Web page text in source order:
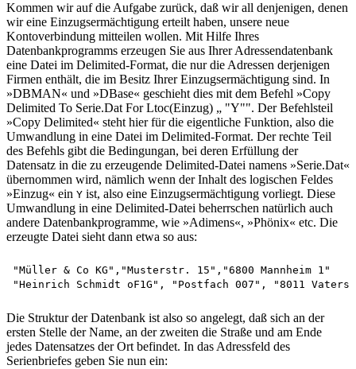
Kommen wir auf die Aufgabe zurück, daß wir all denjenigen, denen
wir eine Einzugsermächtigung erteilt haben, unsere neue
Kontoverbindung mitteilen wollen. Mit Hilfe Ihres
Datenbankprogramms erzeugen Sie aus Ihrer Adressendatenbank
eine Datei im Delimited-Format, die nur die Adressen derjenigen
Firmen enthält, die im Besitz Ihrer Einzugsermächtigung sind. In
»DBMAN« und »DBase« geschieht dies mit dem Befehl »Copy
Delimited To Serie.Dat For Ltoc(Einzug) „ "Y"". Der Befehlsteil
»Copy Delimited« steht hier für die eigentliche Funktion, also die
Umwandlung in eine Datei im Delimited-Format. Der rechte Teil
des Befehls gibt die Bedingungan, bei deren Erfüllung der
Datensatz in die zu erzeugende Delimited-Datei namens »Serie.Dat«
übernommen wird, nämlich wenn der Inhalt des logischen Feldes
»Einzug« ein Y ist, also eine Einzugsermächtigung vorliegt. Diese
Umwandlung in eine Delimited-Datei beherrschen natürlich auch
andere Datenbankprogramme, wie »Adimens«, »Phönix« etc. Die
erzeugte Datei sieht dann etwa so aus:
"Müller & Co KG","Musterstr. 15","6800 Mannheim 1"
Die Struktur der Datenbank ist also so angelegt, daß sich an der
ersten Stelle der Name, an der zweiten die Straße und am Ende
jedes Datensatzes der Ort befindet. In das Adressfeld des
Serienbriefes geben Sie nun ein: